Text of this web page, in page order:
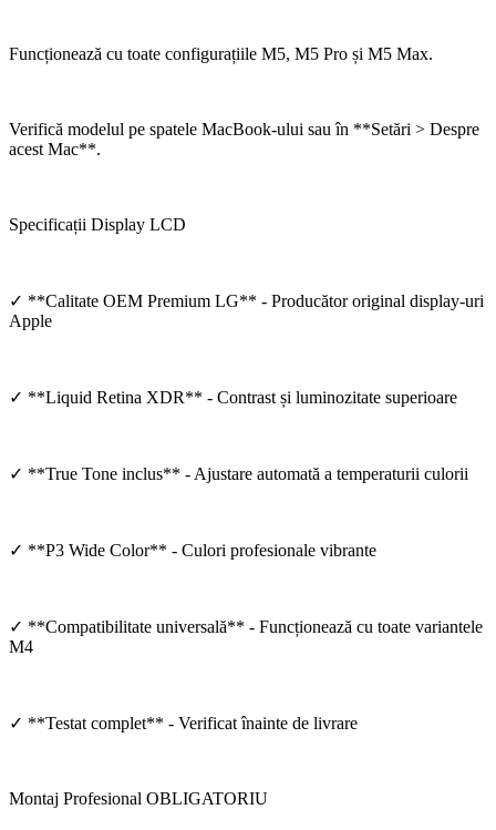
Funcționează cu toate configurațiile M5, M5 Pro și M5 Max.
Verifică modelul pe spatele MacBook-ului sau în **Setări > Despre
acest Mac**.
Specificații Display LCD
✓ **Calitate OEM Premium LG** - Producător original display-uri
Apple
✓ **Liquid Retina XDR** - Contrast și luminozitate superioare
✓ **True Tone inclus** - Ajustare automată a temperaturii culorii
✓ **P3 Wide Color** - Culori profesionale vibrante
✓ **Compatibilitate universală** - Funcționează cu toate variantele
M4
✓ **Testat complet** - Verificat înainte de livrare
Montaj Profesional OBLIGATORIU